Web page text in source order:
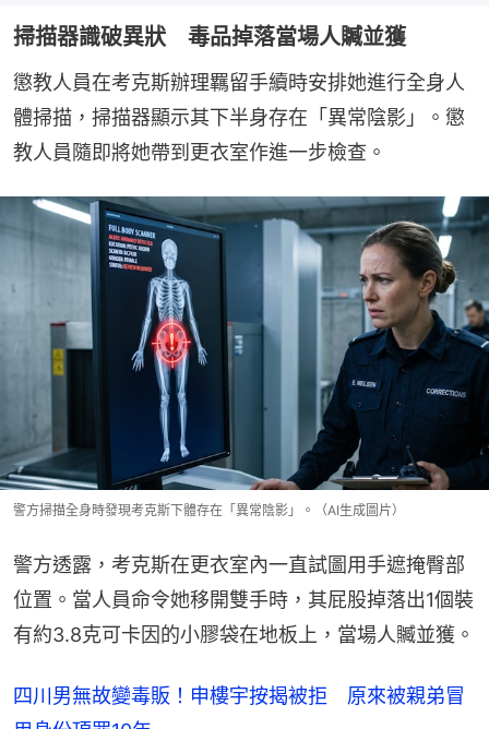
掃描器識破異狀 毒品掉落當場人贓並獲
懲教人員在考克斯辦理羈留手續時安排她進行全身人
體掃描，掃描器顯示其下半身存在「異常陰影」。懲
教人員隨即將她帶到更衣室作進一步檢查。
警方掃描全身時發現考克斯下體存在「異常陰影」。（AI生成圖片）
警方透露，考克斯在更衣室內一直試圖用手遮掩臀部
位置。當人員命令她移開雙手時，其屁股掉落出1個裝
有約3.8克可卡因的小膠袋在地板上，當場人贓並獲。
四川男無故變毒販！申樓宇按揭被拒 原來被親弟冒